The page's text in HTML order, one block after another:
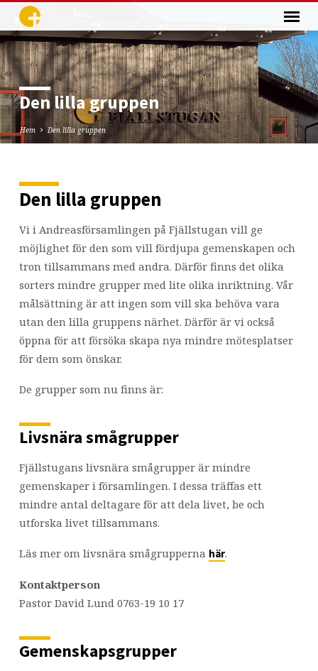
Den lilla gruppen
Hem Den lilla gruppen
Den
gruppen
Den lilla gruppen
Vi i Andreasförsamlingen på Fjällstugan vill ge
möjlighet för den som vill fördjupa gemenskapen och
tron tillsammans med andra. Därför finns det olika
sorters mindre grupper med lite olika inriktning. Vår
målsättning är att ingen som vill ska behöva vara
utan den lilla gruppens närhet. Därför är vi också
öppna för att försöka skapa nya mindre mötesplatser
för dem som önskar.
De grupper som nu finns är:
Livsnära smågrupper
Fjällstugans livsnära smågrupper är mindre
gemenskaper i församlingen. I dessa träffas ett
mindre antal deltagare för att dela livet, be och
utforska livet tillsammans.
Läs mer om livsnära smågrupperna här.
Kontaktperson
Pastor David Lund 0763-19 10 17
Gemenskapsgrupper